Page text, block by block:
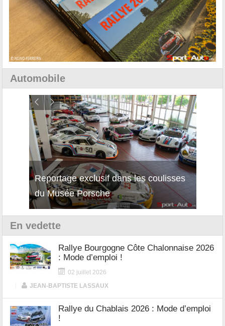
Automobile
Reportage exclusif dans les coulisses
du Musée Porsche
Découverte de la nouvelle Ferrari
12Cilindri Manuale
En vedette
Rallye Bourgogne Côte Chalonnaise 2026
: Mode d’emploi !
02 juillet 2026
JEAN-BAPTISTE LASSAUX
Rallye du Chablais 2026 : Mode d’emploi
!